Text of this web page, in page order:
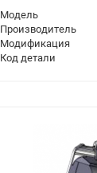
Модель
Производитель
Модификация
Код детали